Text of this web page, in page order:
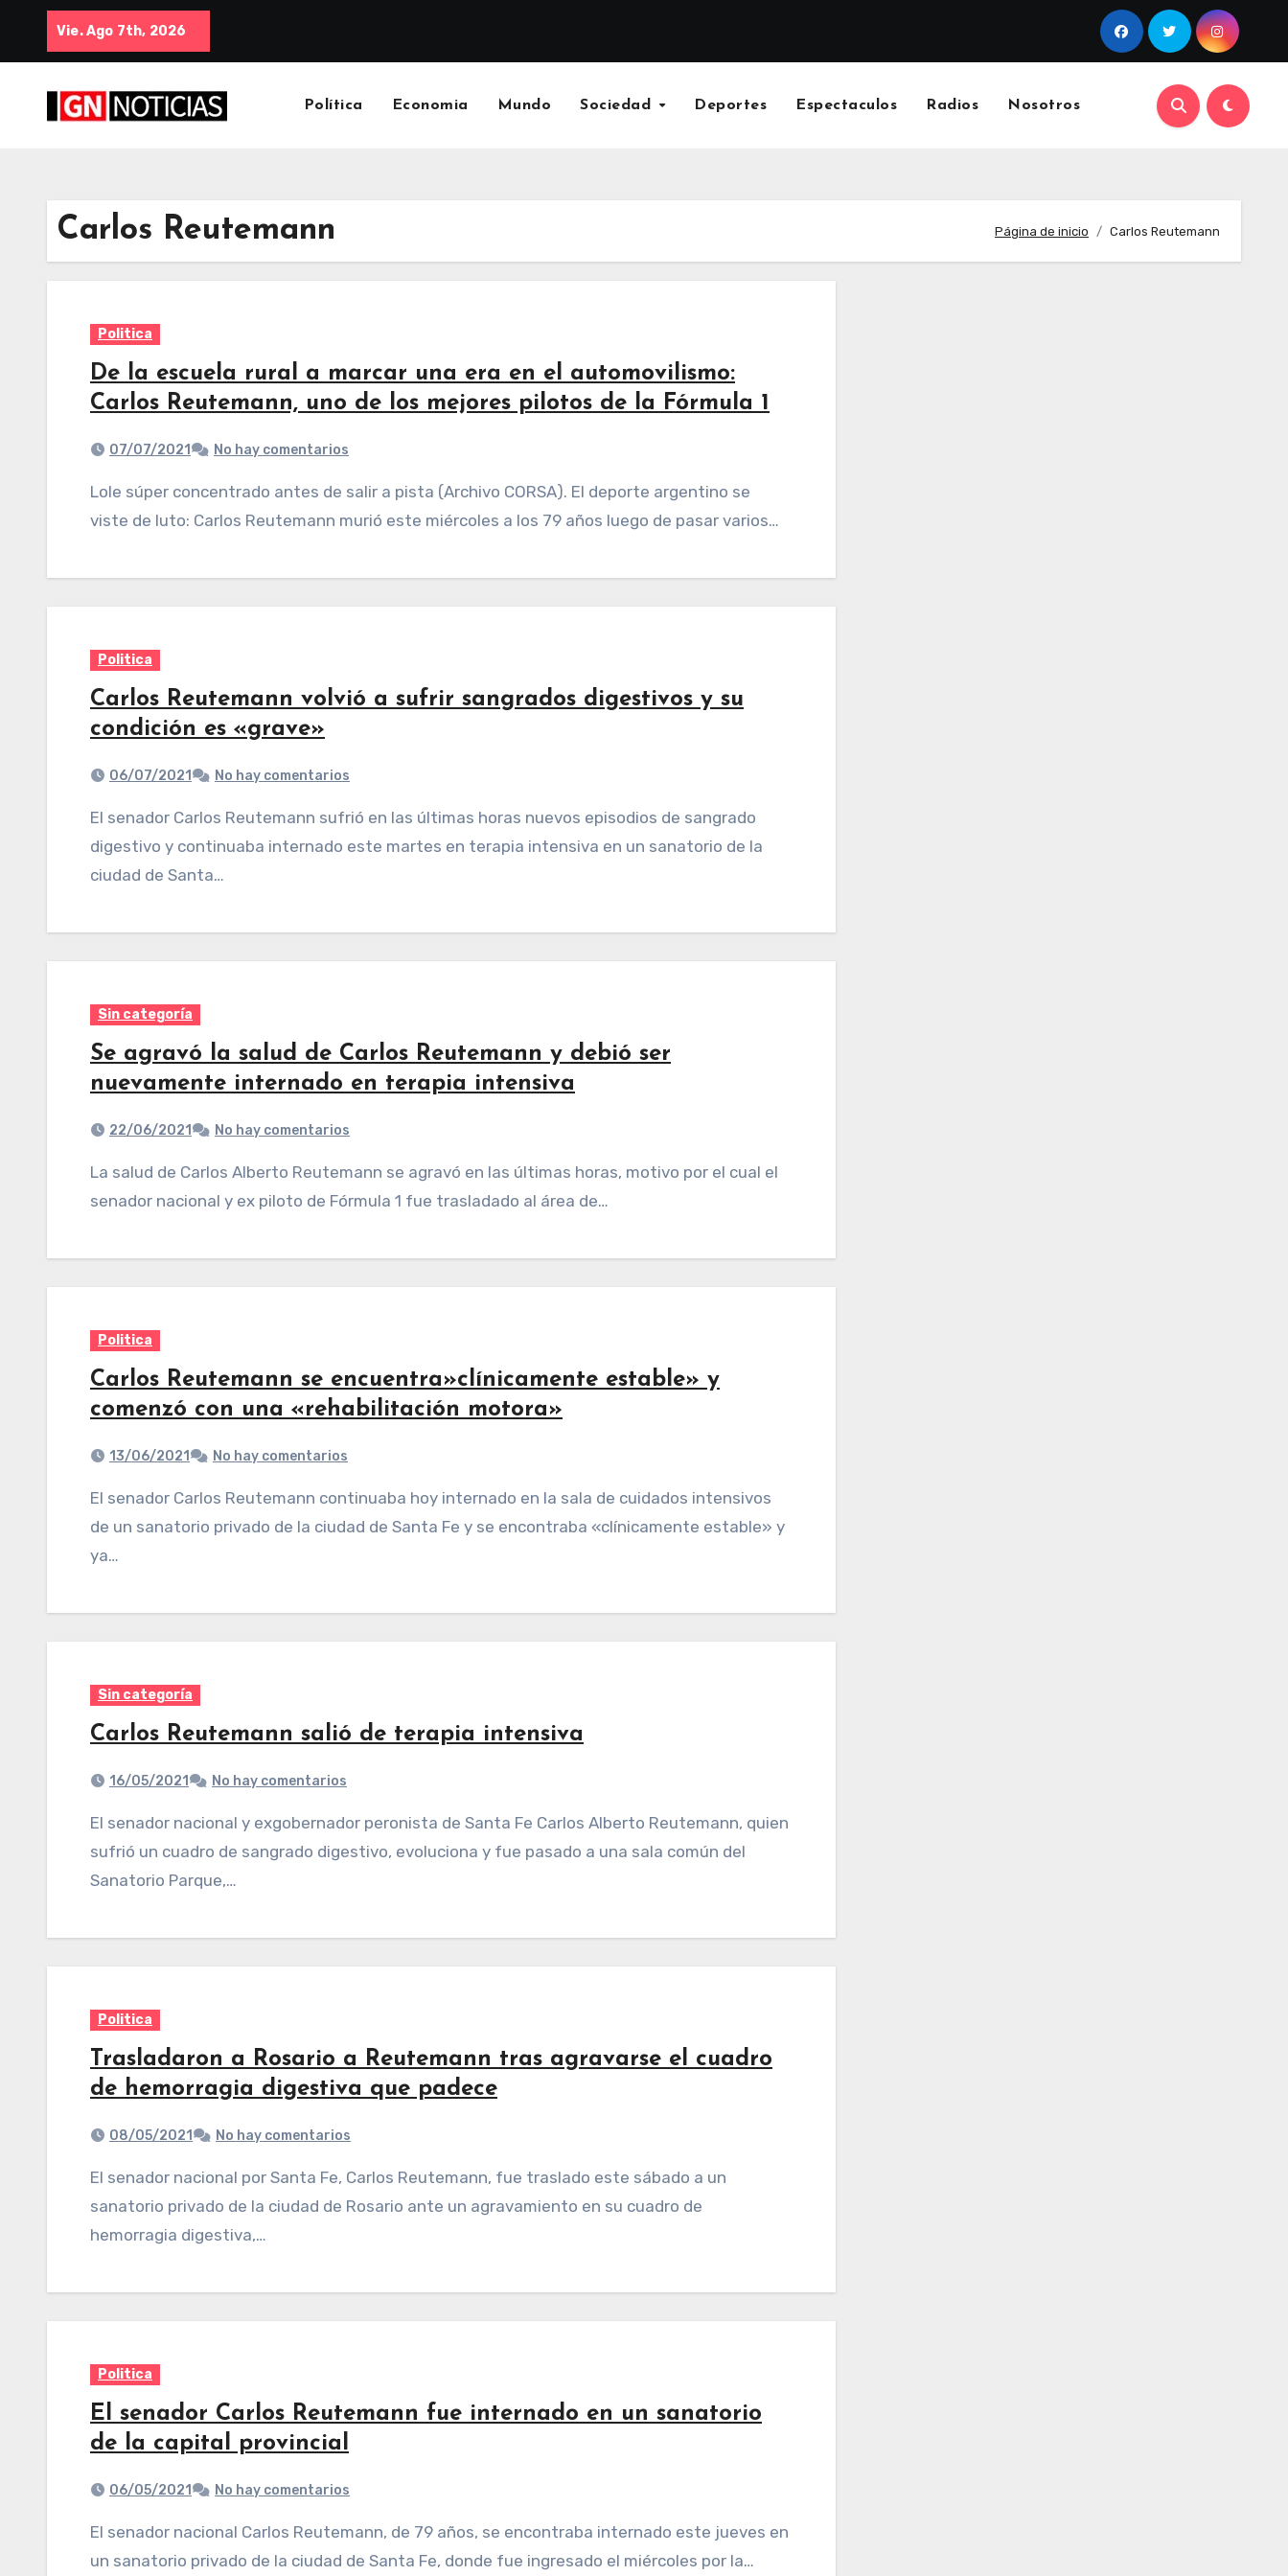
Vie. Ago 7th, 2026
Política Economia Mundo Sociedad Deportes Espectaculos Radios Nosotros
Carlos Reutemann Página de inicio Carlos Reutemann
Politica
De la escuela rural a marcar una era en el automovilismo:
Carlos Reutemann, uno de los mejores pilotos de la Fórmula 1
07/07/2021 No hay comentarios
Lole súper concentrado antes de salir a pista (Archivo CORSA). El deporte argentino se
viste de luto: Carlos Reutemann murió este miércoles a los 79 años luego de pasar varios…
Politica
Carlos Reutemann volvió a sufrir sangrados digestivos y su
condición es «grave»
06/07/2021 No hay comentarios
El senador Carlos Reutemann sufrió en las últimas horas nuevos episodios de sangrado
digestivo y continuaba internado este martes en terapia intensiva en un sanatorio de la
ciudad de Santa…
Sin categoría
Se agravó la salud de Carlos Reutemann y debió ser
nuevamente internado en terapia intensiva
22/06/2021 No hay comentarios
La salud de Carlos Alberto Reutemann se agravó en las últimas horas, motivo por el cual el
senador nacional y ex piloto de Fórmula 1 fue trasladado al área de…
Politica
Carlos Reutemann se encuentra»clínicamente estable» y
comenzó con una «rehabilitación motora»
13/06/2021 No hay comentarios
El senador Carlos Reutemann continuaba hoy internado en la sala de cuidados intensivos
de un sanatorio privado de la ciudad de Santa Fe y se encontraba «clínicamente estable» y
ya…
Sin categoría
Carlos Reutemann salió de terapia intensiva
16/05/2021 No hay comentarios
El senador nacional y exgobernador peronista de Santa Fe Carlos Alberto Reutemann, quien
sufrió un cuadro de sangrado digestivo, evoluciona y fue pasado a una sala común del
Sanatorio Parque,…
Politica
Trasladaron a Rosario a Reutemann tras agravarse el cuadro
de hemorragia digestiva que padece
08/05/2021 No hay comentarios
El senador nacional por Santa Fe, Carlos Reutemann, fue traslado este sábado a un
sanatorio privado de la ciudad de Rosario ante un agravamiento en su cuadro de
hemorragia digestiva,…
Politica
El senador Carlos Reutemann fue internado en un sanatorio
de la capital provincial
06/05/2021 No hay comentarios
El senador nacional Carlos Reutemann, de 79 años, se encontraba internado este jueves en
un sanatorio privado de la ciudad de Santa Fe, donde fue ingresado el miércoles por la…